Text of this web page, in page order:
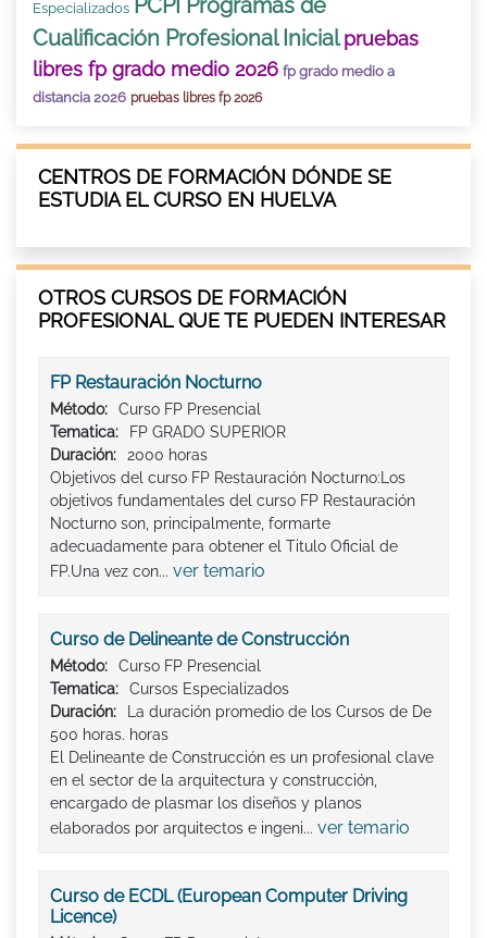
Especializados
Cualificación Profesional Inicial pruebas
libres fp grado medio 2026 fp grado medio a
distancia 2026 pruebas libres fp 2026
CENTROS DE FORMACIÓN DÓNDE SE
ESTUDIA EL CURSO EN HUELVA
OTROS CURSOS DE FORMACIÓN
PROFESIONAL QUE TE PUEDEN INTERESAR
FP Restauración Nocturno
Método:
Curso FP Presencial
Tematica:
FP GRADO SUPERIOR
Duración:
2000 horas
Objetivos del curso FP Restauración Nocturno:Los
objetivos fundamentales del curso FP Restauración
Nocturno son, principalmente, formarte
adecuadamente para obtener el Titulo Oficial de
FP.Una vez con... ver temario
Curso de Delineante de Construcción
Método:
Curso FP Presencial
Tematica:
Cursos Especializados
Duración:
La duración promedio de los Cursos de De
500 horas. horas
El Delineante de Construcción es un profesional clave
en el sector de la arquitectura y construcción,
encargado de plasmar los diseños y planos
elaborados por arquitectos e ingeni... ver temario
Curso de ECDL (European Computer Driving
Licence)